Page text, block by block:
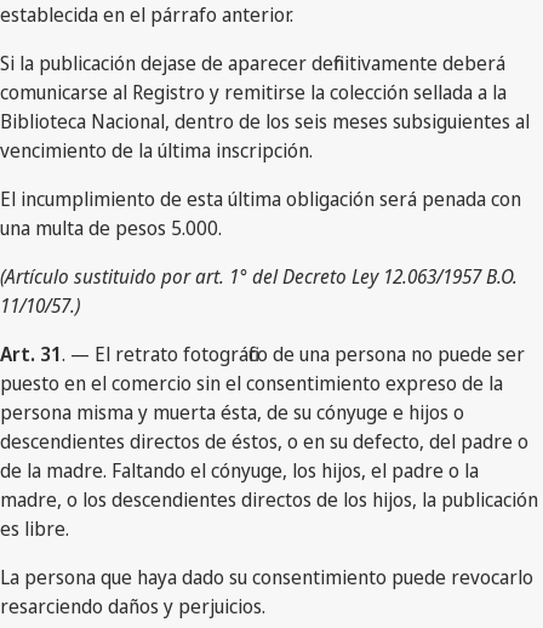
establecida en el párrafo anterior.
Si la publicación dejase de aparecer definitivamente deberá
comunicarse al Registro y remitirse la colección sellada a la
Biblioteca Nacional, dentro de los seis meses subsiguientes al
vencimiento de la última inscripción.
El incumplimiento de esta última obligación será penada con
una multa de pesos 5.000.
(Artículo sustituido por art. 1° del Decreto Ley 12.063/1957 B.O.
11/10/57.)
Art. 31. — El retrato fotográfico de una persona no puede ser
puesto en el comercio sin el consentimiento expreso de la
persona misma y muerta ésta, de su cónyuge e hijos o
descendientes directos de éstos, o en su defecto, del padre o
de la madre. Faltando el cónyuge, los hijos, el padre o la
madre, o los descendientes directos de los hijos, la publicación
es libre.
La persona que haya dado su consentimiento puede revocarlo
resarciendo daños y perjuicios.